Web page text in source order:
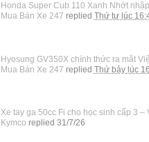
Honda Super Cub 110 Xanh Nhớt
Mua Bán Xe 247 replied Thứ tư lúc
Hyosung GV350X chính thức ra mắt
Mua Bán Xe 247 replied Thứ bảy lúc
Xe tay ga 50cc Fi cho học sinh cấp 3 –
Kymco replied 31/7/26